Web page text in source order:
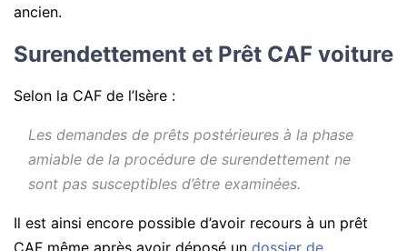
ancien.
Surendettement et Prêt CAF voiture
Selon la CAF de l’Isère :
Les demandes de prêts postérieures à la phase
amiable de la procédure de surendettement ne
sont pas susceptibles d’être examinées.
Il est ainsi encore possible d’avoir recours à un prêt